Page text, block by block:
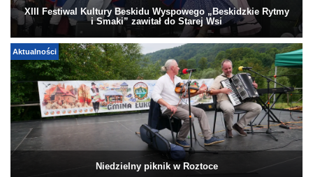
XIII Festiwal Kultury Beskidu Wyspowego „Beskidzkie Rytmy
i Smaki” zawitał do Starej Wsi
Aktualności
Niedzielny piknik w Roztoce